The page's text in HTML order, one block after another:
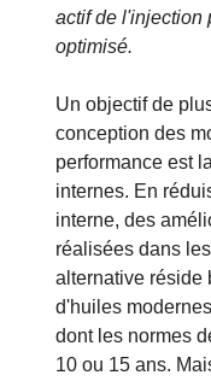
actif de l'injection
optimisé.
Un objectif de
conception des
performance est
internes. En
interne, des
réalisées dans
alternative réside
d'huiles
dont les normes
10 ou 15 ans.